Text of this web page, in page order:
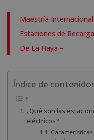
Maestría
Estaciones de
De La Haya –
Índice de
¿Qué son las
eléctricos?